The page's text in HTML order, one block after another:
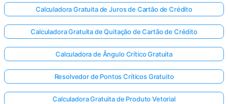
Calculadora Gratuita de Juros de Cartão de Crédito
Calculadora Gratuita de Quitação de Cartão de Crédito
Calculadora de Ângulo Crítico Gratuita
Resolvedor de Pontos Críticos Gratuito
Calculadora Gratuita de Produto Vetorial